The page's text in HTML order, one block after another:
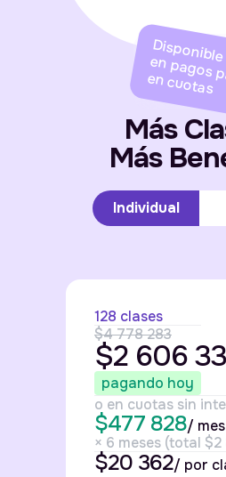
Individual
Más
Más
Disponible
en pagos pagos en cuotas
128 clases
$4 778 283
$2 606
pagando hoy
o en cuotas sin
$477 828/ mes
× 6 meses (total
$20 362/ por